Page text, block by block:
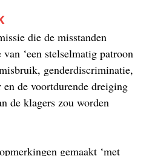
die de misstanden
‘een stelselmatig patroon
genderdiscriminatie,
de voortdurende dreiging
de klagers zou worden
gemaakt ‘met